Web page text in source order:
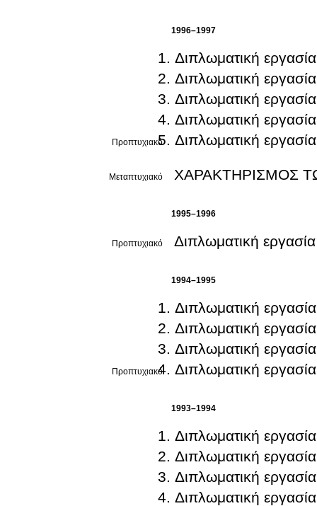
1996–1997
Προπτυχιακό
Διπλωματική εργασία
Διπλωματική εργασία
Διπλωματική εργασία
Διπλωματική εργασία
Διπλωματική εργασία
Μεταπτυχιακό ΧΑΡΑΚΤΗΡΙΣΜΟΣ
1995–1996
Προπτυχιακό Διπλωματική εργασία
1994–1995
Προπτυχιακό
Διπλωματική εργασία
Διπλωματική εργασία
Διπλωματική εργασία
Διπλωματική εργασία
1993–1994
Διπλωματική εργασία
Διπλωματική εργασία
Διπλωματική εργασία
Διπλωματική εργασία